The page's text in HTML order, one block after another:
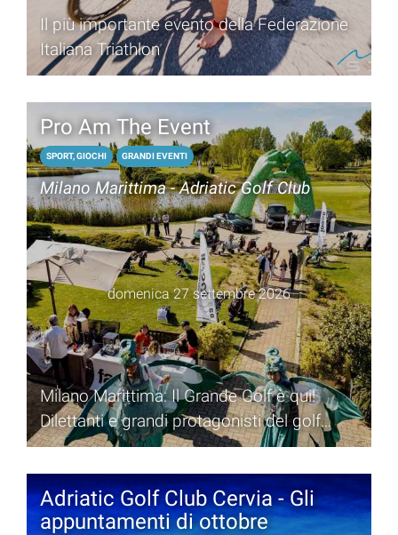
Il più importante evento della Federazione
Italiana Triathlon
Pro Am The Event
SPORT, GIOCHI GRANDI EVENTI
Milano Marittima - Adriatic Golf Club
domenica 27 settembre 2026
Milano Marittima: Il Grande Golf è qui!
Dilettanti e grandi protagonisti del golf
insieme, per una gara tra le più importanti
del panorama nazionale
Adriatic Golf Club Cervia - Gli
appuntamenti di ottobre